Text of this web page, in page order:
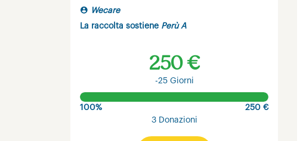
Wecare
La raccolta sostiene Perù A
250 €
-25 Giorni
100%
250 €
3 Donazioni